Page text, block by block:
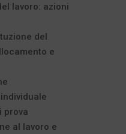
lavoro: azioni
del
e
prova
al lavoro e